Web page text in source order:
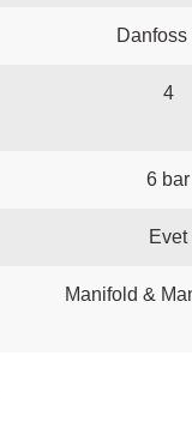
Danfoss
4
6 bar
Evet
Manifold &